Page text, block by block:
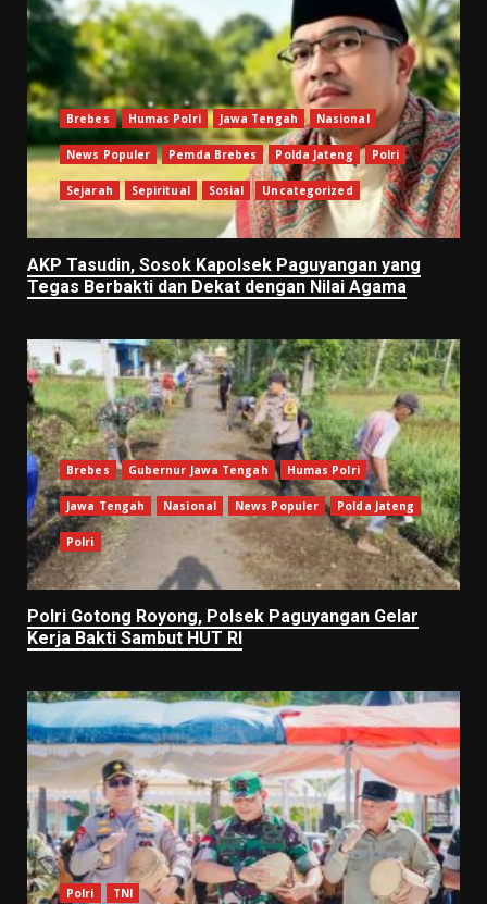
Brebes Humas Polri Jawa Tengah Nasional
News Populer Pemda Brebes Polda Jateng Polri
Sejarah Sepiritual Sosial Uncategorized
AKP Tasudin, Sosok Kapolsek Paguyangan yang
Tegas Berbakti dan Dekat dengan Nilai Agama
Brebes Gubernur Jawa Tengah Humas Polri
Jawa Tengah Nasional News Populer Polda Jateng
Polri
Polri Gotong Royong, Polsek Paguyangan Gelar
Kerja Bakti Sambut HUT RI
Polri TNI